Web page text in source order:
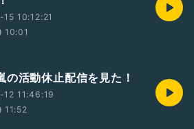
10:12:21
10:01
活動休止配信を見た！
11:46:19
11:52